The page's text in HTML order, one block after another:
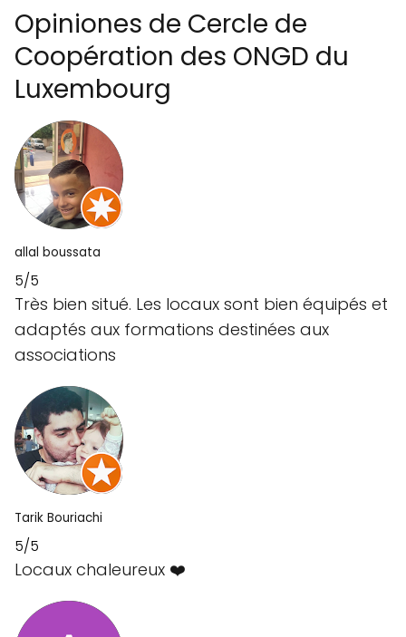
Opiniones de Cercle de
Coopération des ONGD du
Luxembourg
allal boussata
5/5
Très bien situé. Les locaux sont bien équipés et
adaptés aux formations destinées aux
associations
Tarik Bouriachi
5/5
Locaux chaleureux ❤️